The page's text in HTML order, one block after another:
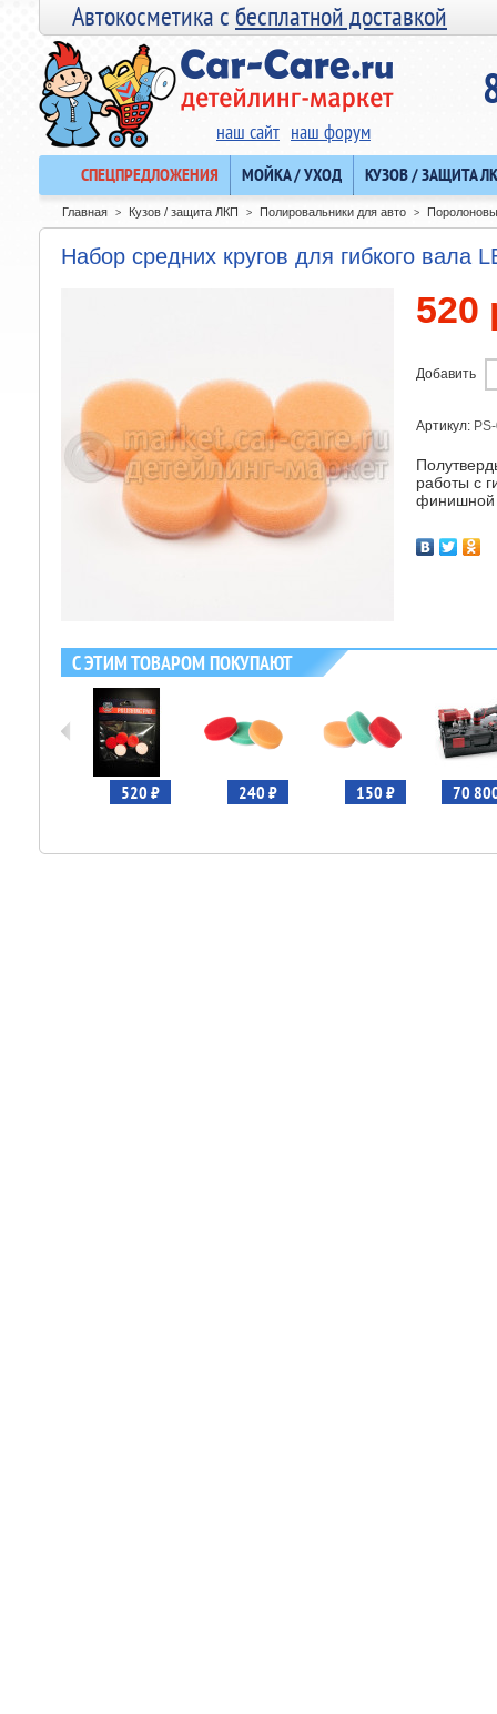
Автокосметика сбесплатной доставкой
наш сайт наш форум
СПЕЦПРЕДЛОЖЕНИЯ МОЙКА / УХОД КУЗОВ / ЗАЩИТА
Главная > Кузов / защита ЛКП > Полировальники для авто >
Набор средних кругов для гибкого вала
520
Добавить
Артикул:
работы с
финишной
С ЭТИМ ТОВАРОМ ПОКУПАЮТ
520 ₽ 240 ₽ 150 ₽ 70